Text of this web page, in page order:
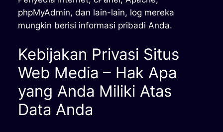
phpMyAdmin, dan lain-lain, log mereka
mungkin berisi informasi pribadi Anda.
Kebijakan Privasi Situs
Web Media – Hak Apa
yang Anda Miliki Atas
Data Anda